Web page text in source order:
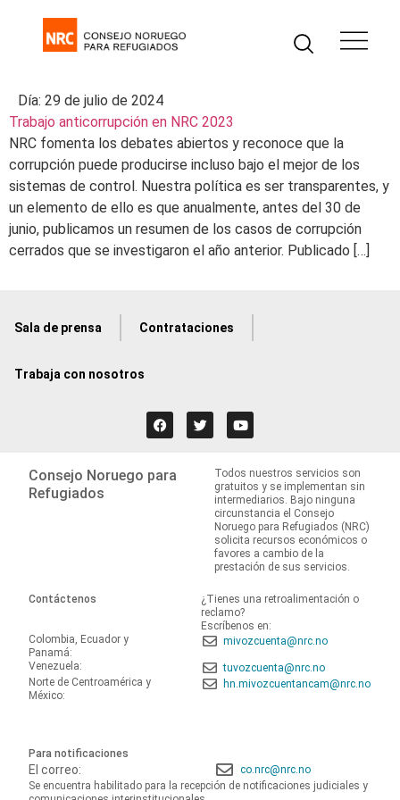
Día: 29 de julio de 2024
Trabajo anticorrupción en NRC 2023
NRC fomenta los debates abiertos y reconoce que la
corrupción puede producirse incluso bajo el mejor de los
sistemas de control. Nuestra política es ser transparentes, y
un elemento de ello es que anualmente, antes del 30 de
junio, publicamos un resumen de los casos de corrupción
cerrados que se investigaron el año anterior. Publicado […]
Sala de prensa Contrataciones
Trabaja con nosotros
Consejo Noruego para
Refugiados
Todos nuestros servicios son
gratuitos y se implementan sin
intermediarios. Bajo ninguna
circunstancia el Consejo
Noruego para Refugiados (NRC)
solicita recursos económicos o
favores a cambio de la
prestación de sus servicios.
Contáctenos
¿Tienes una retroalimentación o
reclamo?
Escríbenos en:
Colombia, Ecuador y
Panamá:
mivozcuenta@nrc.no
Venezuela:
tuvozcuenta@nrc.no
Norte de Centroamérica y
México:
hn.mivozcuentancam@nrc.no
Para notificaciones
El correo:
co.nrc@nrc.no
Se encuentra habilitado para la recepción de notificaciones judiciales y